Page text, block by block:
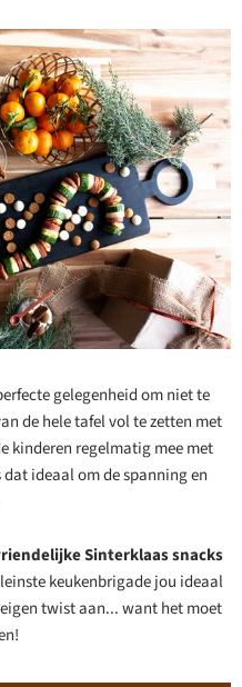
gelegenheid om niet te
de hele tafel vol te zetten met
kinderen regelmatig mee met
ideaal om de spanning en
Sinterklaas snacks
keukenbrigade jou ideaal
twist aan... want het moet